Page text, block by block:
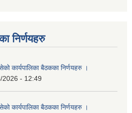
निर्णयहरु
कार्यपालिका बैठकका निर्णयहरु ।
2026 - 12:49
कार्यपालिका बैठकका निर्णयहरु ।